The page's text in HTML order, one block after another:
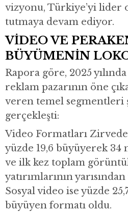
vizyonu, Türkiye’yi lider
tutmaya devam ediyor.
VİDEO VE
BÜYÜMENİN
Rapora göre, 2025
reklam pazarının öne
veren temel segmentleri
gerçekleşti:
Video Formatları
yüzde 19,6 büyüyerek 34
ve ilk kez toplam
yatırımlarının
Sosyal video ise yüzde
büyüyen formatı oldu.